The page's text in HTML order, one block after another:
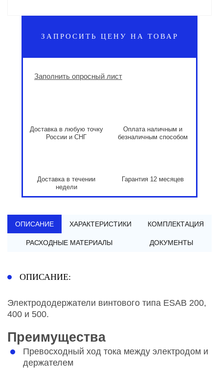
ЗАПРОСИТЬ ЦЕНУ НА ТОВАР
Заполнить опросный лист
Доставка в любую точку
России и СНГ
Оплата наличным и
безналичным способом
Доставка в течении
недели
Гарантия 12 месяцев
ОПИСАНИЕ ХАРАКТЕРИСТИКИ КОМПЛЕКТАЦИЯ
РАСХОДНЫЕ МАТЕРИАЛЫ ДОКУМЕНТЫ
ОПИСАНИЕ:
Электрододержатели винтового типа ESAB 200,
400 и 500.
Преимущества
Превосходный ход тока между электродом и
держателем